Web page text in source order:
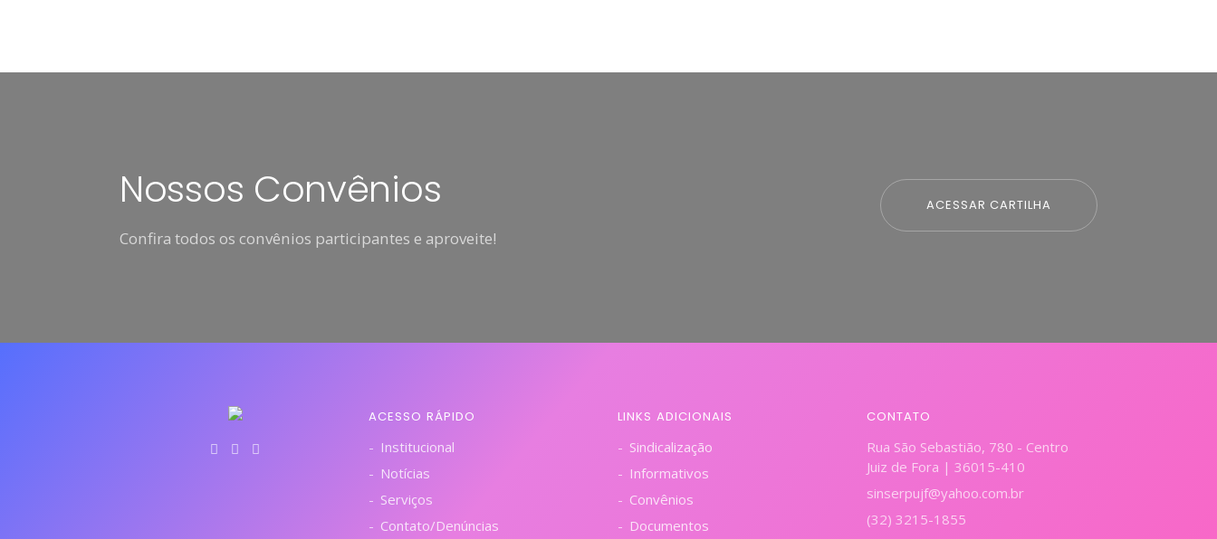
Nossos Convênios
Confira todos os convênios participantes e aproveite!
ACESSAR CARTILHA
ACESSO RÁPIDO
Institucional
Notícias
Serviços
Contato/Denúncias
LINKS ADICIONAIS
Sindicalização
Informativos
Convênios
Documentos
CONTATO
Rua São Sebastião, 780 - Centro
Juiz de Fora | 36015-410
sinserpujf@yahoo.com.br
(32) 3215-1855